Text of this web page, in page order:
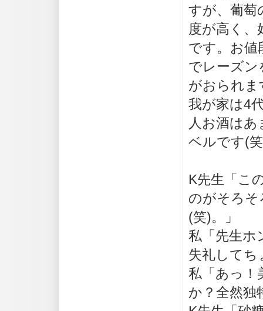
すが、葡萄
度が高く
です。お値
でレーズン
がおられ
我が家は4
人お酒は
ベルです(
K先生「こ
のがそろそ
(笑)。」
私「先生ホ
失礼してち
私「あっ！
か？全然独